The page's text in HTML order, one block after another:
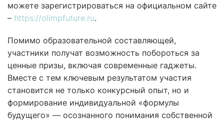
можете зарегистрироваться на официальном сайте
– https://olimpfuture.ru.
Помимо образовательной составляющей,
участники получат возможность побороться за
ценные призы, включая современные гаджеты.
Вместе с тем ключевым результатом участия
становится не только конкурсный опыт, но и
формирование индивидуальной «формулы
будущего» — осознанного понимания собственной